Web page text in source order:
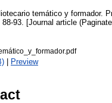
temático y formador.
93. [Journal article
| Preview